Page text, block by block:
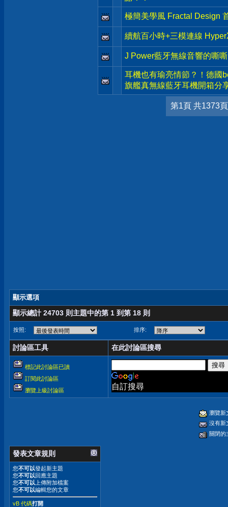
極簡美學風 Fractal Design
續航百小時+三模連線
J Power藍牙無線音響的嘶
耳機也有瑜亮情節？！德國
旗艦真無線藍牙耳機開箱分
第1頁 共1373頁
顯示選項
顯示總計 24703 則主題中的第 1 到第 18 則
按照: 排序:
討論區工具 在此討論區搜尋
標記此討論區已讀
訂閱此討論區
瀏覽上級討論區
自訂搜尋
瀏覽新
沒有新
關閉的
發表文章規則
您不可以發起新主題
您不可以回應主題
您不可以 上傳附加檔案
您不可以編輯您的文章
vB 代碼打開